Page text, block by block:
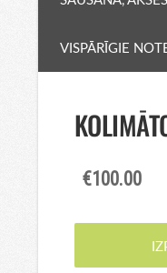
VISPĀRĪGIE
€100.00